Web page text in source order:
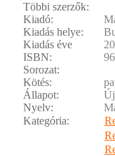
Többi szerzők:
Kiadó:
Kiadás helye:
Kiadás éve
ISBN:
Sorozat:
Kötés:
Állapot:
Nyelv:
Kategória: